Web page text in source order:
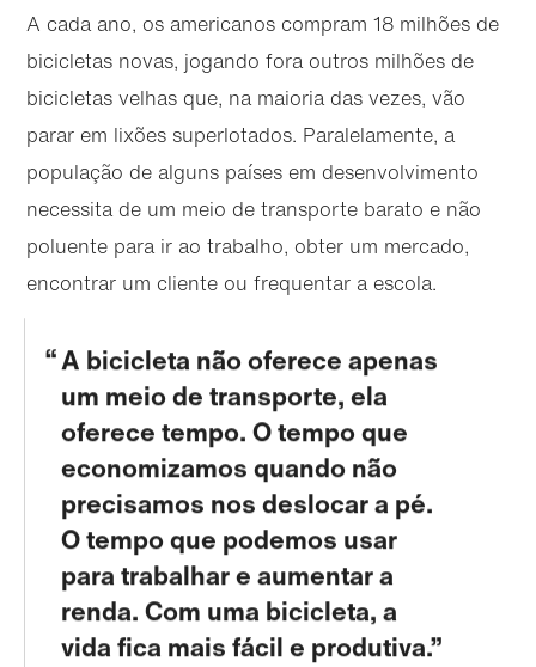
A cada ano, os americanos compram 18 milhões de
bicicletas novas, jogando fora outros milhões de
bicicletas velhas que, na maioria das vezes, vão
parar em lixões superlotados. Paralelamente, a
população de alguns países em desenvolvimento
necessita de um meio de transporte barato e não
poluente para ir ao trabalho, obter um mercado,
encontrar um cliente ou frequentar a escola.
A bicicleta não oferece apenas
um meio de transporte, ela
oferece tempo. O tempo que
economizamos quando não
precisamos nos deslocar a pé.
O tempo que podemos usar
para trabalhar e aumentar a
renda. Com uma bicicleta, a
vida fica mais fácil e produtiva.